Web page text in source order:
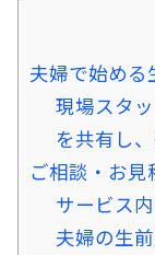
夫婦で始める
現場スタ
を共有し
ご相談・お見
サービス
夫婦の生